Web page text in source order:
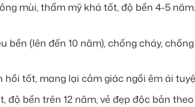
mùi, thẩm mỹ khá tốt, độ bền 4-5
bền (lên đến 10 năm), chống cháy,
tốt, mang lại cảm giác ngồi êm ái
bền trên 12 năm, vẻ đẹp độc bản